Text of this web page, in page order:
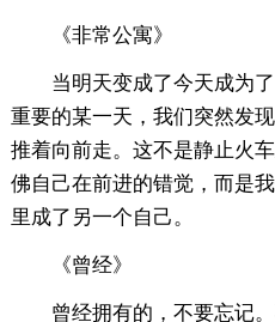
《非常公寓》
当明天变成了今天成为
重要的某一天，我们突然发
推着向前走。这不是静止火
佛自己在前进的错觉，而是
里成了另一个自己。
《曾经》
曾经拥有的，不要忘记